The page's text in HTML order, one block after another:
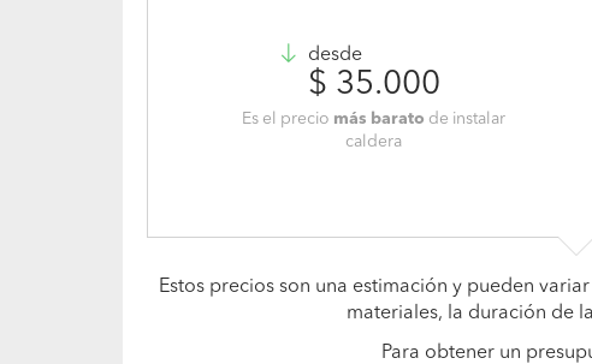
desde
$ 35.000
Es el precio más barato de instalar
caldera
Estos precios son una estimación y pueden
materiales, la duración de
Para obtener un